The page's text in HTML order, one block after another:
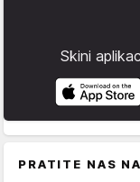
Skini
PRATITE NAS NA